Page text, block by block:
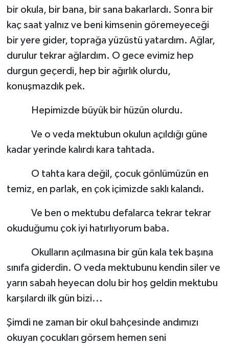
bir okula, bir bana, bir sana bakarlardı. Sonra bir
kaç saat yalnız ve beni kimsenin göremeyeceği
bir yere gider, toprağa yüzüstü yatardım. Ağlar,
durulur tekrar ağlardım. O gece evimiz hep
durgun geçerdi, hep bir ağırlık olurdu,
konuşmazdık pek.
Hepimizde büyük bir hüzün olurdu.
Ve o veda mektubun okulun açıldığı güne
kadar yerinde kalırdı kara tahtada.
O tahta kara değil, çocuk gönlümüzün en
temiz, en parlak, en çok içimizde saklı kalandı.
Ve ben o mektubu defalarca tekrar tekrar
okuduğumu çok iyi hatırlıyorum baba.
Okulların açılmasına bir gün kala tek başına
sınıfa giderdin. O veda mektubunu kendin siler ve
yarın sabah heyecan dolu bir hoş geldin mektubu
karşılardı ilk gün bizi...
Şimdi ne zaman bir okul bahçesinde andımızı
okuyan çocukları görsem hemen seni